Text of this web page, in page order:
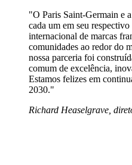
"O Paris Saint-Germain e
cada um em seu
internacional de marcas
comunidades ao redor do
nossa parceria foi
comum de excelência,
Estamos felizes em
2030."
Richard Heaselgrave,